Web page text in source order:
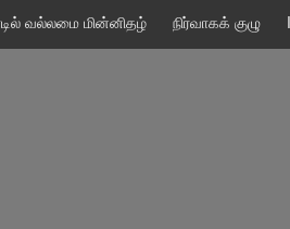
வல்லமை மின்னிதழ் நிர்வாகக் குழு